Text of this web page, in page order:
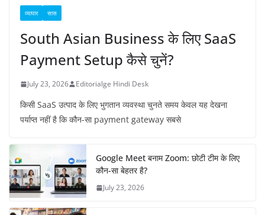
व्यापार सास
South Asian Business के लिए SaaS
Payment Setup कैसे चुनें?
July 23, 2026 Editorialge Hindi Desk
किसी SaaS उत्पाद के लिए भुगतान व्यवस्था चुनते समय केवल यह देखना
पर्याप्त नहीं है कि कौन-सा payment gateway सबसे
Google Meet बनाम Zoom: छोटी टीम के लिए
कौन-सा बेहतर है?
July 23, 2026